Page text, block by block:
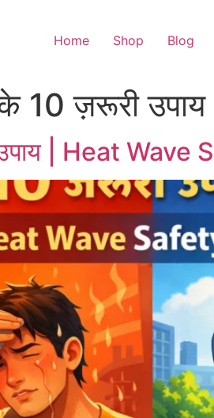
Home Shop Blog
10 ज़रूरी
| Heat Wave